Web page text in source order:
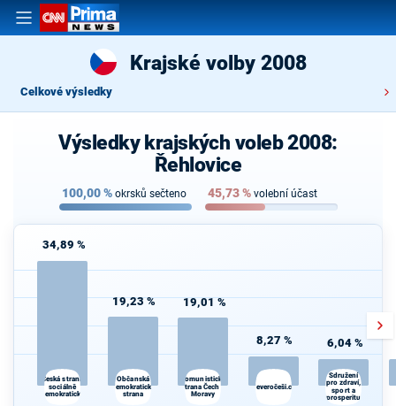
Krajské volby 2008
Celkové výsledky
Výsledky krajských voleb 2008:
Řehlovice
100,00% okrsků sečteno 45,73% volební účast
34,89 %
Česká strana
sociálně
demokratická
19,23 %
Občanská
demokratická
strana
19,01 %
Komunistická
strana Čech a
Moravy
8,27 %
Severočeši.cz
6,04 %
Sdružení
pro zdraví,
sport a
prosperitu